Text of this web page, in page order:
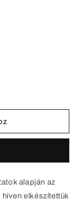
alapján az
elkészítettük